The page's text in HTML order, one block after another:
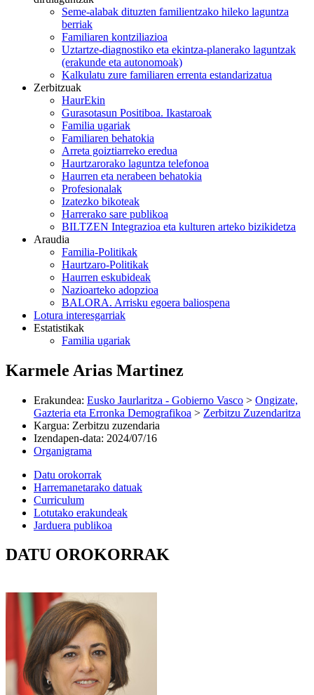
Seme-alabak dituzten familientzako hileko laguntza
berriak
Familiaren kontziliazioa
Uztartze-diagnostiko eta ekintza-planerako laguntzak
(erakunde eta autonomoak)
Kalkulatu zure familiaren errenta estandarizatua
Zerbitzuak
HaurEkin
Gurasotasun Positiboa. Ikastaroak
Familia ugariak
Familiaren behatokia
Arreta goiztiarreko eredua
Haurtzarorako laguntza telefonoa
Haurren eta nerabeen behatokia
Profesionalak
Izatezko bikoteak
Harrerako sare publikoa
BILTZEN Integrazioa eta kulturen arteko bizikidetza
Araudia
Familia-Politikak
Haurtzaro-Politikak
Haurren eskubideak
Nazioarteko adopzioa
BALORA. Arrisku egoera baliospena
Lotura interesgarriak
Estatistikak
Familia ugariak
Karmele Arias Martinez
Erakundea: Eusko Jaurlaritza - Gobierno Vasco > Ongizate,
Gazteria eta Erronka Demografikoa > Zerbitzu Zuzendaritza
Kargua: Zerbitzu zuzendaria
Izendapen-data: 2024/07/16
Organigrama
Datu orokorrak
Harremanetarako datuak
Curriculum
Lotutako erakundeak
Jarduera publikoa
DATU OROKORRAK